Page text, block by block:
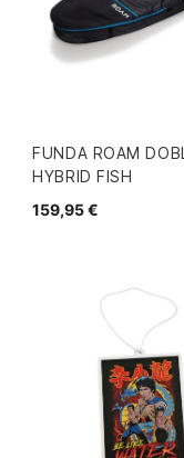
FUNDA ROAM
HYBRID FISH
159,95 €